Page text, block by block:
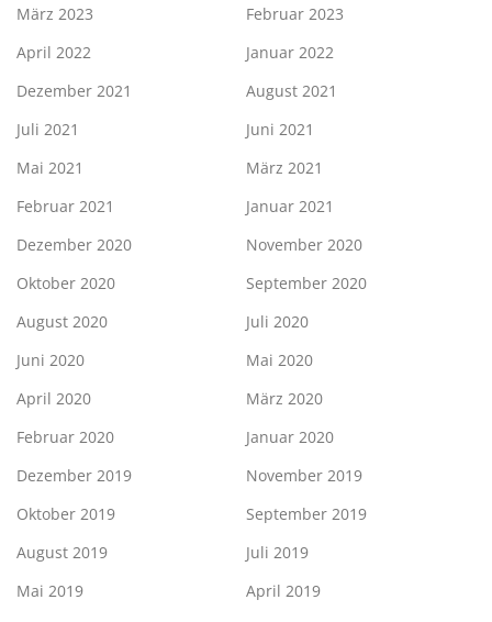
März 2023
Februar 2023
April 2022
Januar 2022
Dezember 2021
August 2021
Juli 2021
Juni 2021
Mai 2021
März 2021
Februar 2021
Januar 2021
Dezember 2020
November 2020
Oktober 2020
September 2020
August 2020
Juli 2020
Juni 2020
Mai 2020
April 2020
März 2020
Februar 2020
Januar 2020
Dezember 2019
November 2019
Oktober 2019
September 2019
August 2019
Juli 2019
Mai 2019
April 2019